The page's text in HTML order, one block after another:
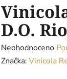
D.O.
Průměrné
hodnocení
Neohodnoceno
Značka: Vinicola